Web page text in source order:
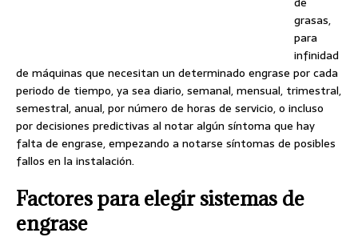
grasas,
para
infinidad
de máquinas que necesitan un determinado engrase por cada
periodo de tiempo, ya sea diario, semanal, mensual, trimestral,
semestral, anual, por número de horas de servicio, o incluso
por decisiones predictivas al notar algún síntoma que hay
falta de engrase, empezando a notarse síntomas de posibles
fallos en la instalación.
Factores para elegir sistemas de
engrase